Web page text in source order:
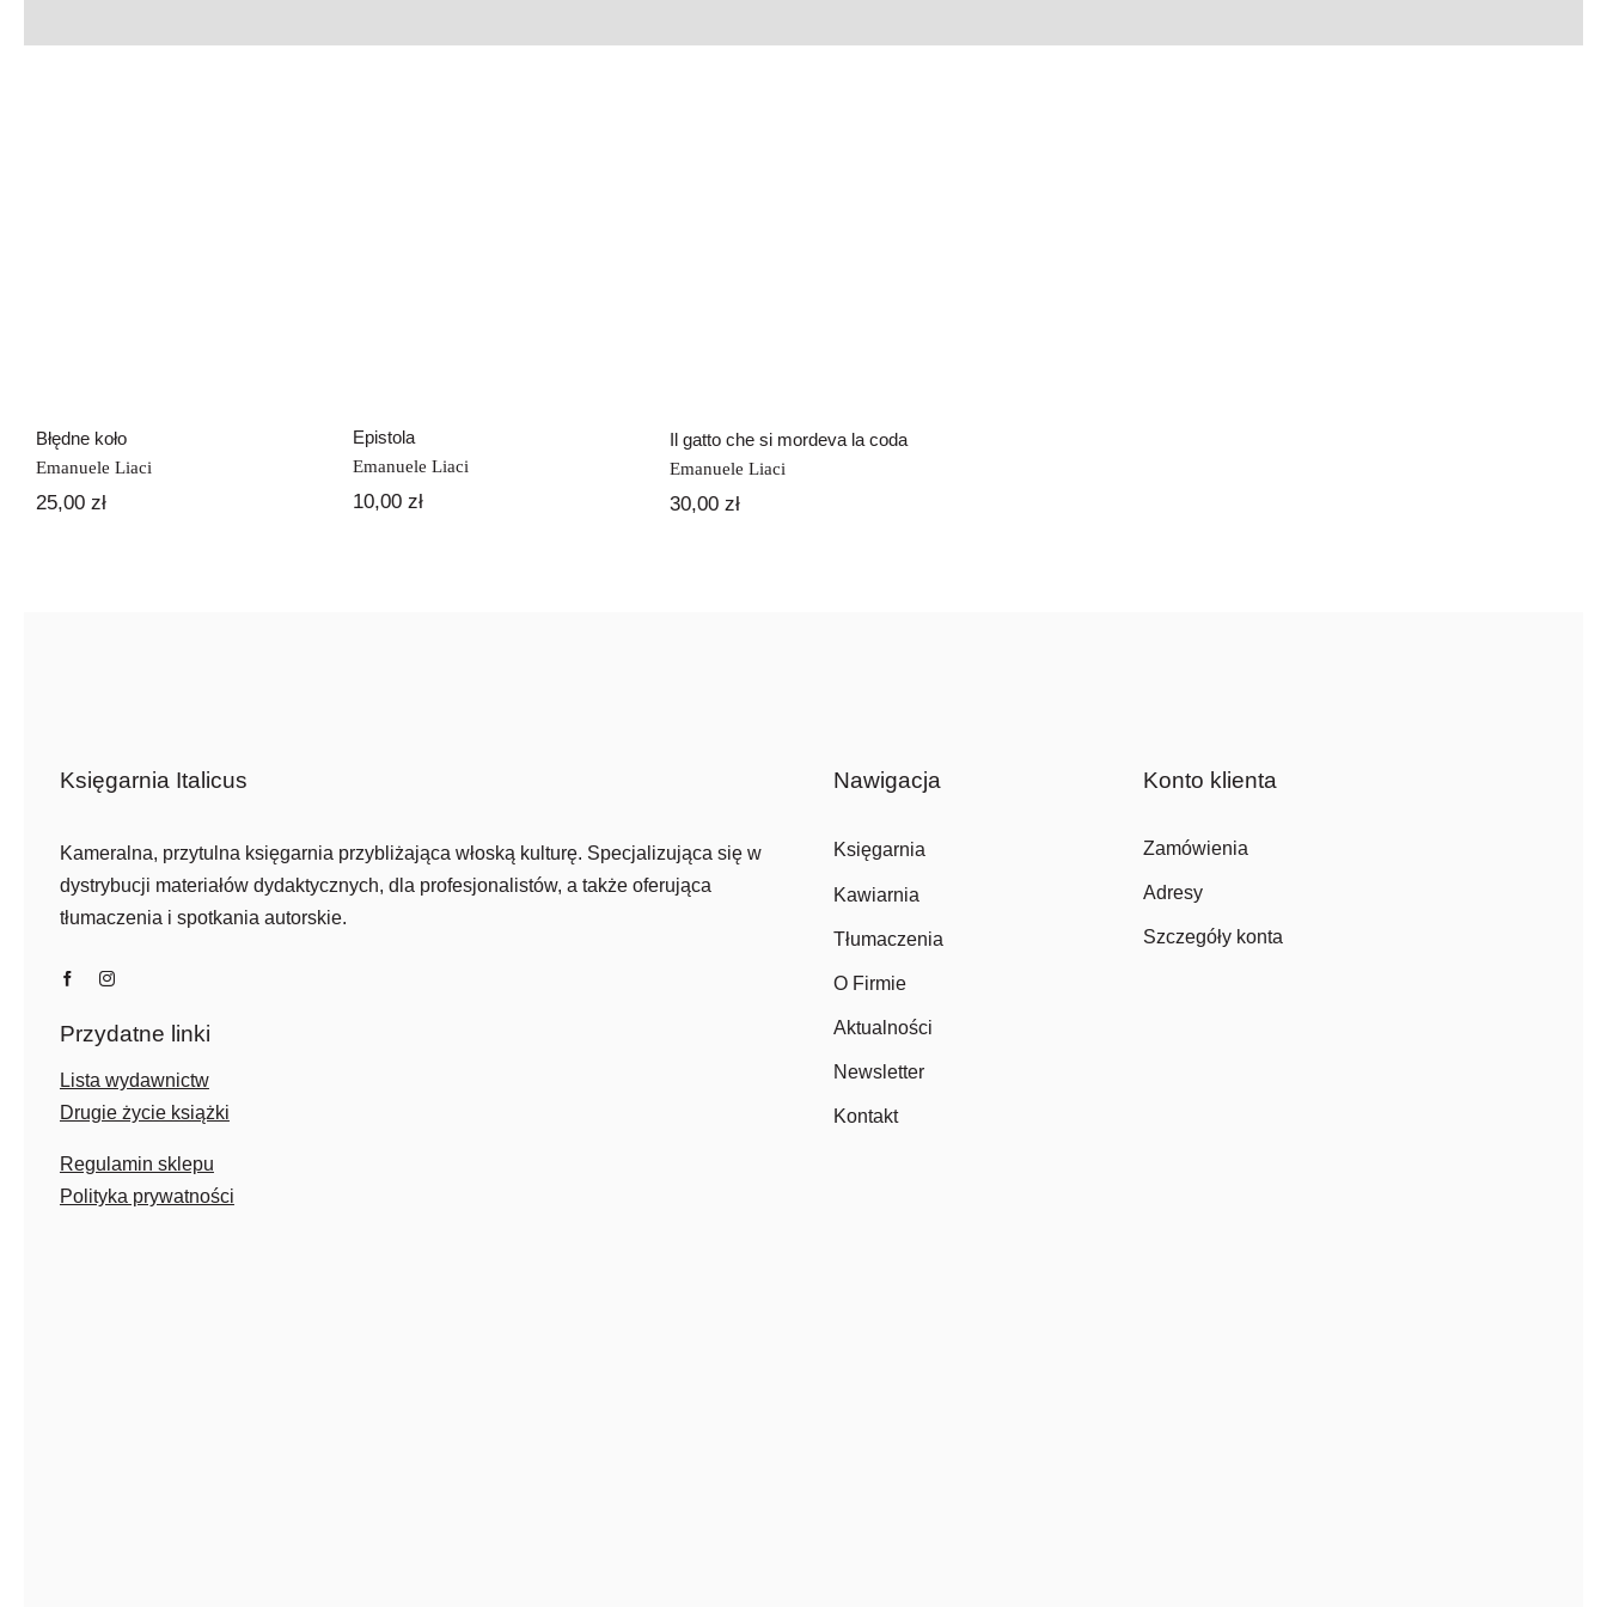
Błędne koło
Emanuele Liaci
25,00 zł
Epistola
Emanuele Liaci
10,00 zł
Il gatto che si mordeva la coda
Emanuele Liaci
30,00 zł
Księgarnia Italicus
Kameralna, przytulna księgarnia przybliżająca włoską kulturę. Specjalizująca się w
dystrybucji materiałów dydaktycznych, dla profesjonalistów, a także oferująca
tłumaczenia i spotkania autorskie.
Przydatne linki
Lista wydawnictw
Drugie życie książki
Regulamin sklepu
Polityka prywatności
Nawigacja
Księgarnia
Kawiarnia
Tłumaczenia
O Firmie
Aktualności
Newsletter
Kontakt
Konto klienta
Zamówienia
Adresy
Szczegóły konta